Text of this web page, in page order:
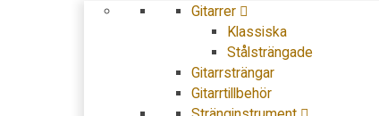
Gitarrer
Klassiska
Stålsträngade
Gitarrsträngar
Gitarrtillbehör